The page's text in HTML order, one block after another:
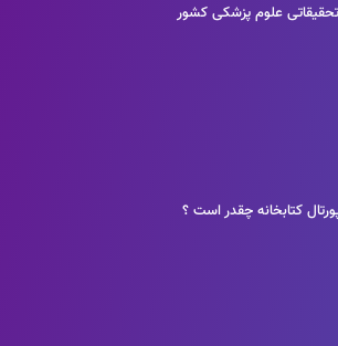
علوم پزشکی کشور
کتابخانه چقدر است ؟